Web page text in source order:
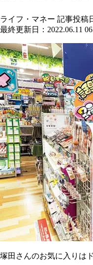
ライフ・マネー 記事投稿
最終更新日：2022.06.11
塚田さんのお気に入りは